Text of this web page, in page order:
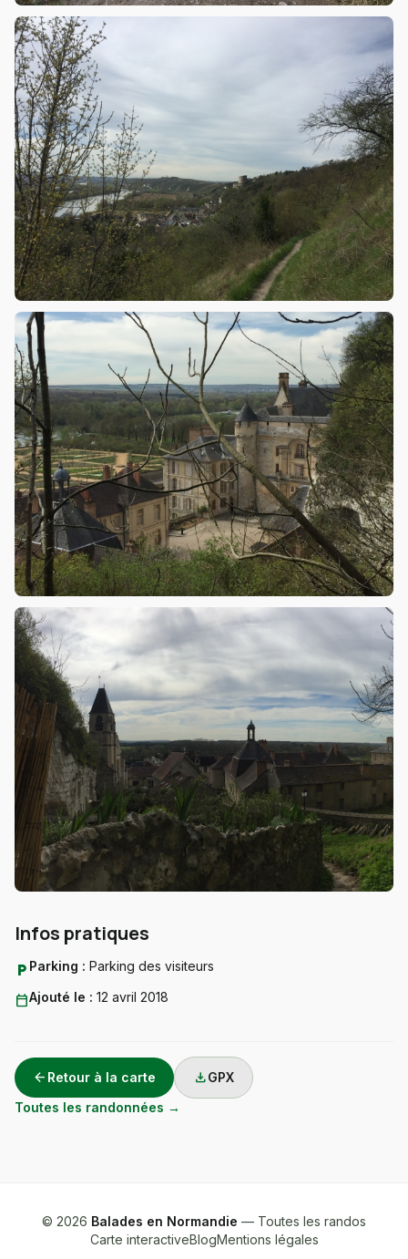
Infos pratiques
local_parking Parking : Parking des visiteurs
calendar_todayAjouté le : 12 avril 2018
arrow_back Retour à la carte downloadGPX
Toutes les randonnées →
© 2026 Balades en Normandie — Toutes les randos
Carte interactiveBlogMentions légales